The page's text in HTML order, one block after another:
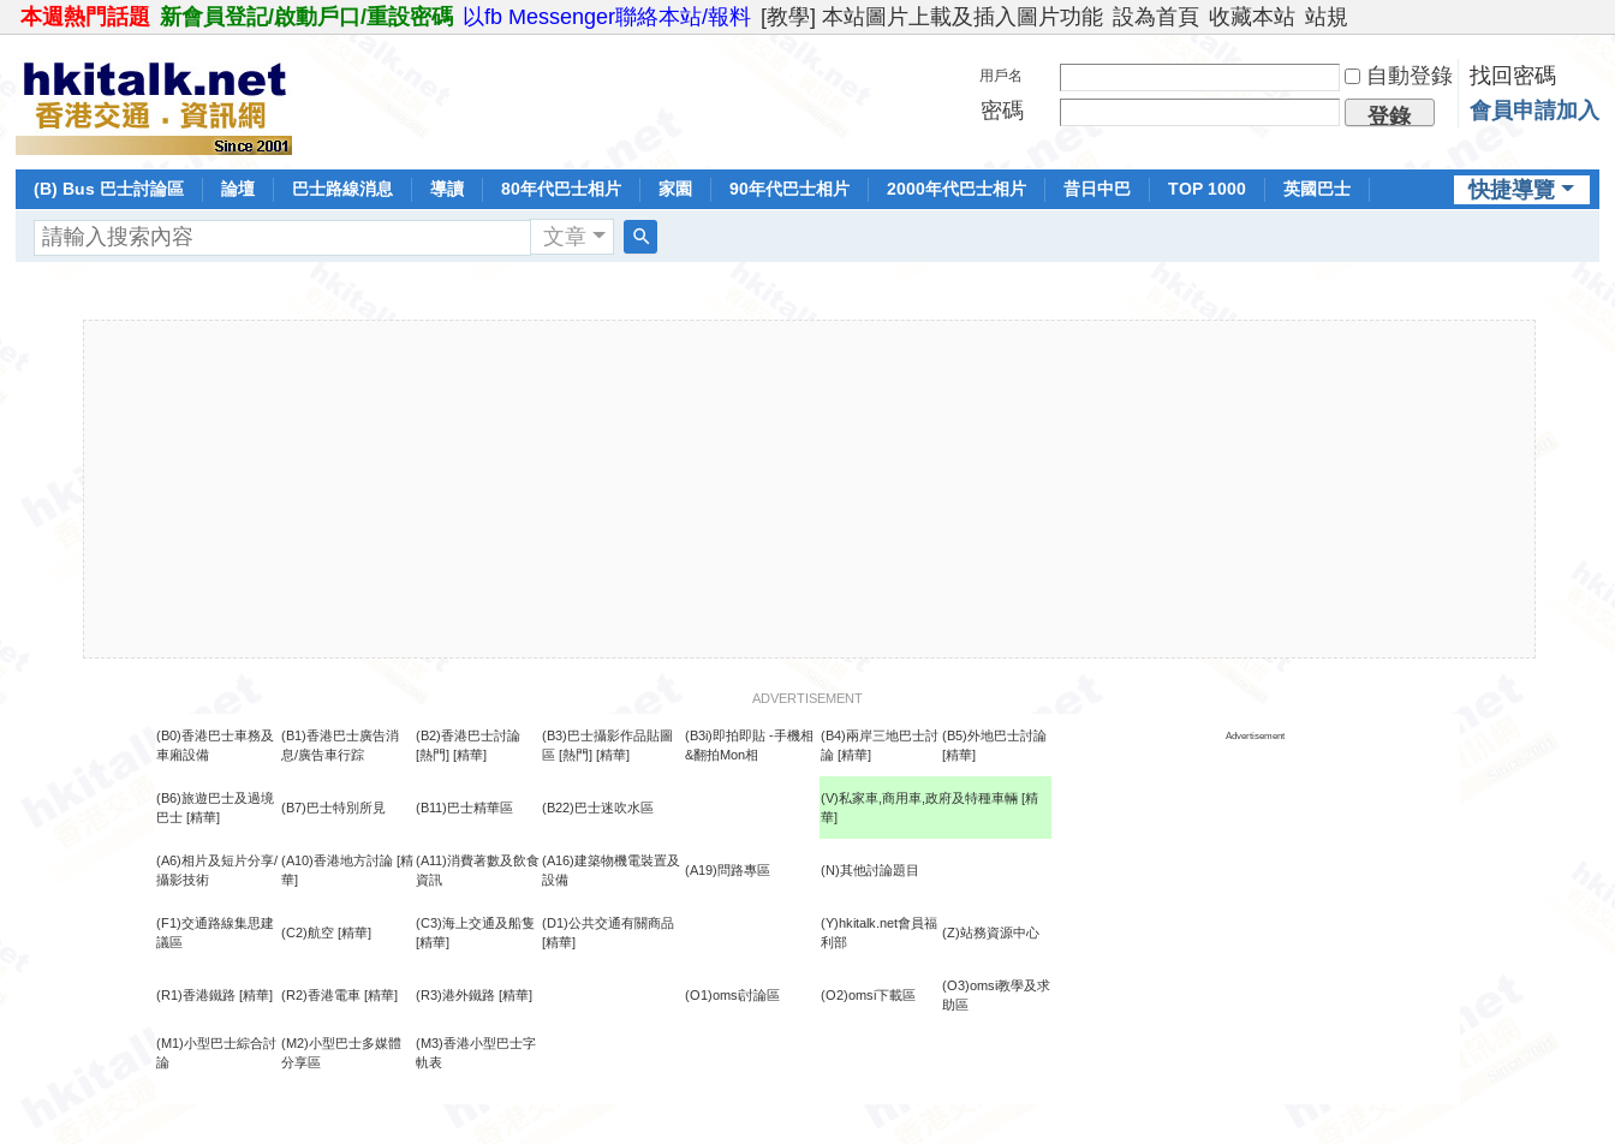
本週熱門話題 新會員登記/啟動戶口/重設密碼 以fb Messenger聯絡本站/報料 [教學] 本站圖片上載及插入圖片功能 設為首頁 收藏本站 站規
用戶名 自動登錄
找回密碼
密碼
登錄 會員申請加入
快捷導覽
(B) Bus 巴士討論區 論壇 巴士路線消息 導讀 80年代巴士相片 家園 90年代巴士相片 2000年代巴士相片 昔日中巴 TOP 1000
英國巴士
文章
ADVERTISEMENT
(B0)香港巴士車務及
車廂設備
(B1)香港巴士廣告消
息/廣告車行踪
(B2)香港巴士討論
[熱門] [精華]
(B3)巴士攝影作品貼圖
區 [熱門] [精華]
(B3i)即拍即貼 -手機相
&翻拍Mon相
(B4)兩岸三地巴士討
論 [精華]
(B5)外地巴士討論
[精華]
Advertisement
(B6)旅遊巴士及過境
巴士 [精華]
(B7)巴士特別所見 (B11)巴士精華區 (B22)巴士迷吹水區
(V)私家車,商用車,政府及特種車輛 [精
華]
(A6)相片及短片分享/
攝影技術
(A10)香港地方討論 [精
華]
(A11)消費著數及飲食
資訊
(A16)建築物機電裝置及
設備
(A19)問路專區 (N)其他討論題目
(F1)交通路線集思建
議區
(C2)航空 [精華]
(C3)海上交通及船隻
[精華]
(D1)公共交通有關商品
[精華]
(Y)hkitalk.net會員福
利部
(Z)站務資源中心
(R1)香港鐵路 [精華] (R2)香港電車 [精華] (R3)港外鐵路 [精華] (O1)omsi討論區 (O2)omsi下載區
(O3)omsi教學及求
助區
(M1)小型巴士綜合討
論
(M2)小型巴士多媒體
分享區
(M3)香港小型巴士字
軌表